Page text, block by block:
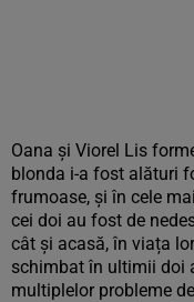
Oana și Viorel Lis
blonda i-a fost alături
frumoase, și în cele
cei doi au fost de
cât și acasă, în viața
schimbat în ultimii doi
multiplelor probleme